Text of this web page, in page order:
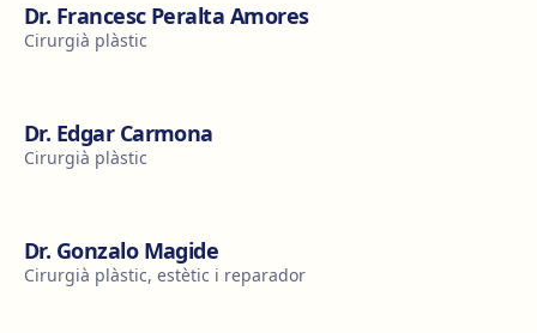
Dr. Francesc Peralta Amores
Cirurgià plàstic
Dr. Edgar Carmona
Cirurgià plàstic
Dr. Gonzalo Magide
Cirurgià plàstic, estètic i reparador